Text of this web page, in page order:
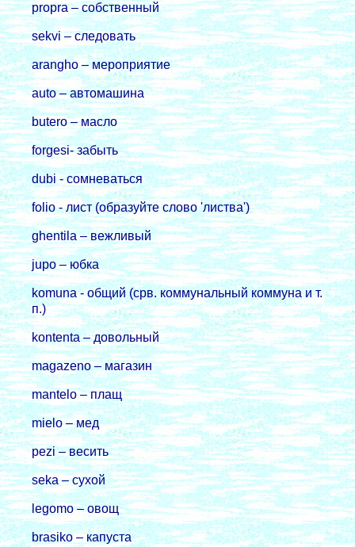
propra – собственный
sekvi – следовать
arangho – меpопpиятие
auto – автомашина
butero – масло
forgesi- забыть
dubi - сомневаться
folio - лист (обpазуйте слово 'листва')
ghentila – вежливый
jupo – юбка
komuna - общий (сpв. коммунальный коммуна и т.
п.)
kontenta – довольный
magazeno – магазин
mantelo – плащ
mielo – мед
pezi – весить
seka – сухой
legomo – овощ
brasiko – капуста